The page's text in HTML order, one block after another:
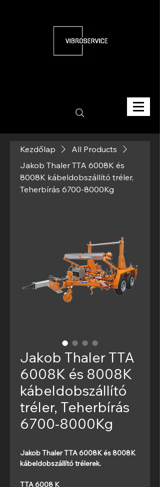
Kezdőlap
All Products
Jakob Thaler TTA 6008K és
8008K kábeldobszállító tréler,
Teherbírás 6700-8000Kg
Jakob Thaler TTA
6008K és 8008K
kábeldobszállító
tréler, Teherbírás
6700-8000Kg
Jakob Thaler TTA 6008K és 8008K
kábeldobszállító trélerek.
TTA 6008 K